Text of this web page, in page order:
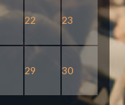
22 23
29 30